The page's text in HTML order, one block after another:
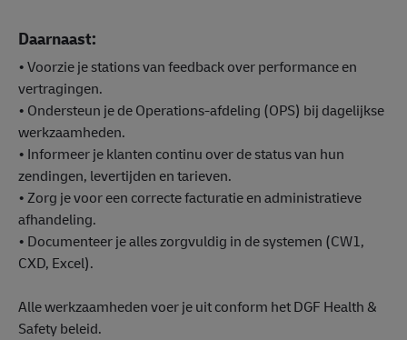
Daarnaast:
• Voorzie je stations van feedback over performance en
vertragingen.
• Ondersteun je de Operations-afdeling (OPS) bij dagelijkse
werkzaamheden.
• Informeer je klanten continu over de status van hun
zendingen, levertijden en tarieven.
• Zorg je voor een correcte facturatie en administratieve
afhandeling.
• Documenteer je alles zorgvuldig in de systemen (CW1,
CXD, Excel).
Alle werkzaamheden voer je uit conform het DGF Health &
Safety beleid.